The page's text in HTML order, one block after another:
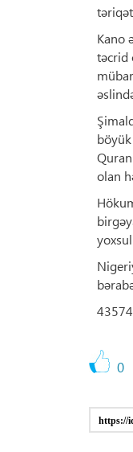
Kano
təcrid
olan
0
https://